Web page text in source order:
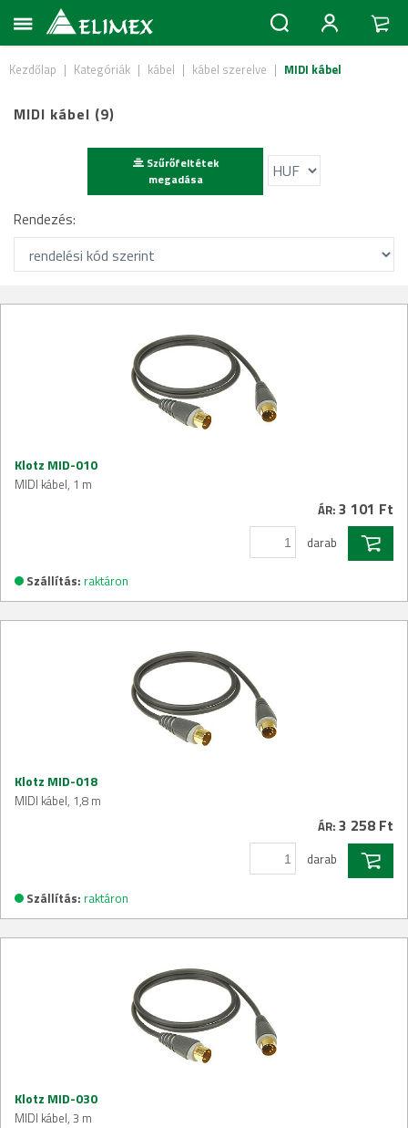
Kezdőlap | Kategóriák | kábel | kábel szerelve | MIDI kábel
MIDI kábel (9)
Szűrőfeltétek
megadása
Rendezés:
Klotz MID-010
MIDI kábel, 1 m
ÁR: 3 101 Ft
darab
Szállítás: raktáron
Klotz MID-018
MIDI kábel, 1,8 m
ÁR: 3 258 Ft
darab
Szállítás: raktáron
Klotz MID-030
MIDI kábel, 3 m